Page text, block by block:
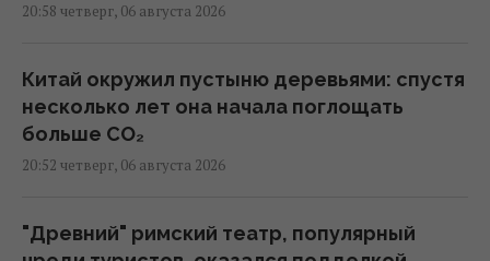
20:58 четверг, 06 августа 2026
Китай окружил пустыню деревьями: спустя
несколько лет она начала поглощать
больше CO₂
20:52 четверг, 06 августа 2026
"Древний" римский театр, популярный